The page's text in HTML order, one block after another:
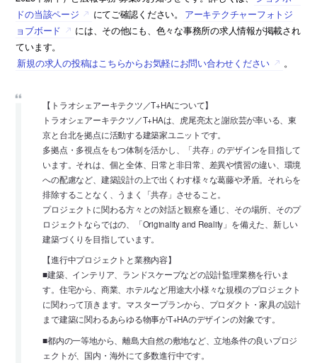
ドの当該ページ
にてご確認ください。
アーキテクチャーフォトジ
ョブボード
には、その他にも、色々な事務所の求人情報が掲載され
ています。
新規の求人の投稿はこちらからお気軽にお問い合わせください
。
【トラオシェアーキテクツ／T+HAについて】
トラオシェアーキテクツ／T+HAは、虎尾亮太と謝欣芸が率いる、東
京と台北を拠点に活動する建築家ユニットです。
多拠点・多視点をもつ体制を活かし、「共存」のデザインを目指して
います。それは、個と全体、日常と非日常、差異や慣習の違い、環境
への配慮など、建築設計の上で出くわす様々な葛藤や矛盾。それらを
排除することなく、うまく「共存」させること。
プロジェクトに関わる方々との対話と観察を通じ、その場所、そのプ
ロジェクトならではの、「Originality and Reality」を備えた、新しい
建築づくりを目指しています。
【進行中プロジェクトと業務内容】
■建築、インテリア、ランドスケープなどの設計監理業務を行いま
す。住宅から、商業、ホテルなど用途大小様々な規模のプロジェクト
に関わって頂きます。マスタープランから、プロダクト・家具の設計
まで建築に関わるあらゆる物事がT+HAのデザインの対象です。
■都内の一等地から、離島大自然の敷地など、立地条件の良いプロジ
ェクトが、国内・海外にて多数進行中です。